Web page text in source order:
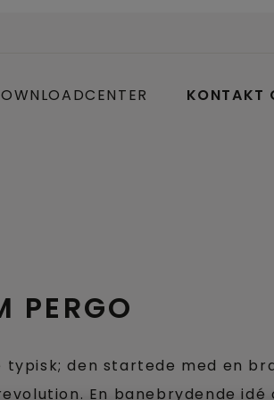
KONTAKT
PERGO
den startede med en
En banebrydende idé